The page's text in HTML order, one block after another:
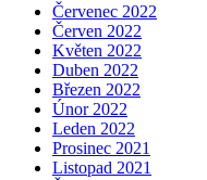
Červenec 2022
Červen 2022
Květen 2022
Duben 2022
Březen 2022
Únor 2022
Leden 2022
Prosinec 2021
Listopad 2021